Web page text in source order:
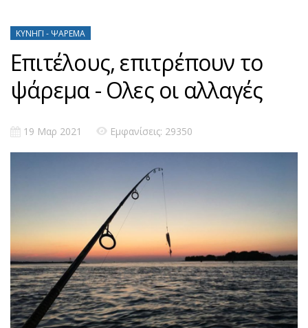
ΚΥΝΉΓΙ - ΨΆΡΕΜΑ
Επιτέλους, επιτρέπουν το
ψάρεμα - Ολες οι αλλαγές
19 Μαρ 2021 Εμφανίσεις: 29350